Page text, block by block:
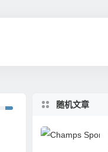
随机文章